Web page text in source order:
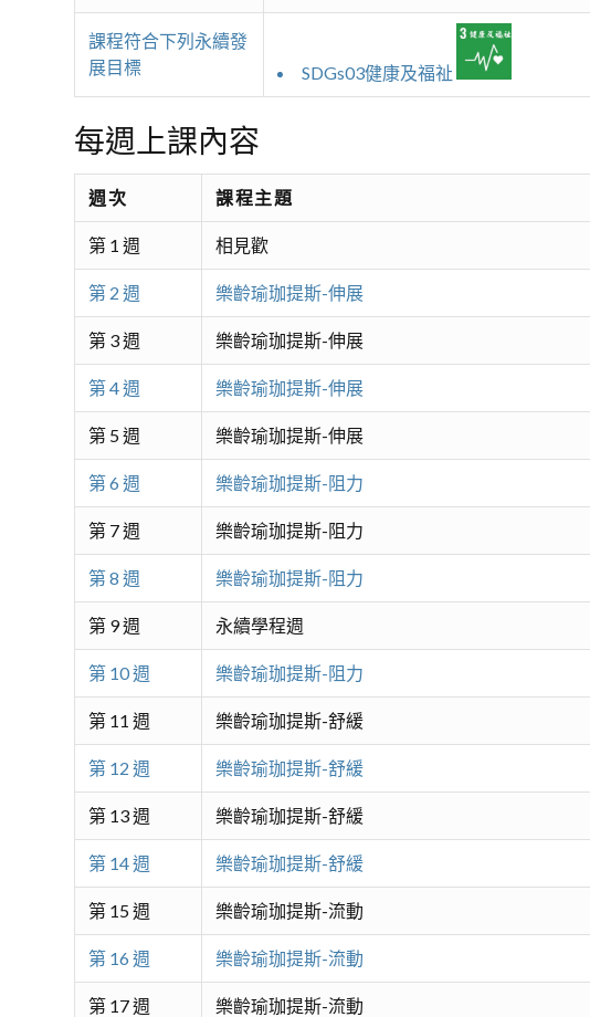
課程符合下列永續發
展目標
SDGs03健康及福祉
每週上課內容
週次 課程主題
第 1 週 相見歡
第 2 週 樂齡瑜珈提斯-伸展
第 3 週 樂齡瑜珈提斯-伸展
第 4 週 樂齡瑜珈提斯-伸展
第 5 週 樂齡瑜珈提斯-伸展
第 6 週 樂齡瑜珈提斯-阻力
第 7 週 樂齡瑜珈提斯-阻力
第 8 週 樂齡瑜珈提斯-阻力
第 9 週 永續學程週
第 10 週 樂齡瑜珈提斯-阻力
第 11 週 樂齡瑜珈提斯-舒緩
第 12 週 樂齡瑜珈提斯-舒緩
第 13 週 樂齡瑜珈提斯-舒緩
第 14 週 樂齡瑜珈提斯-舒緩
第 15 週 樂齡瑜珈提斯-流動
第 16 週 樂齡瑜珈提斯-流動
第 17 週 樂齡瑜珈提斯-流動